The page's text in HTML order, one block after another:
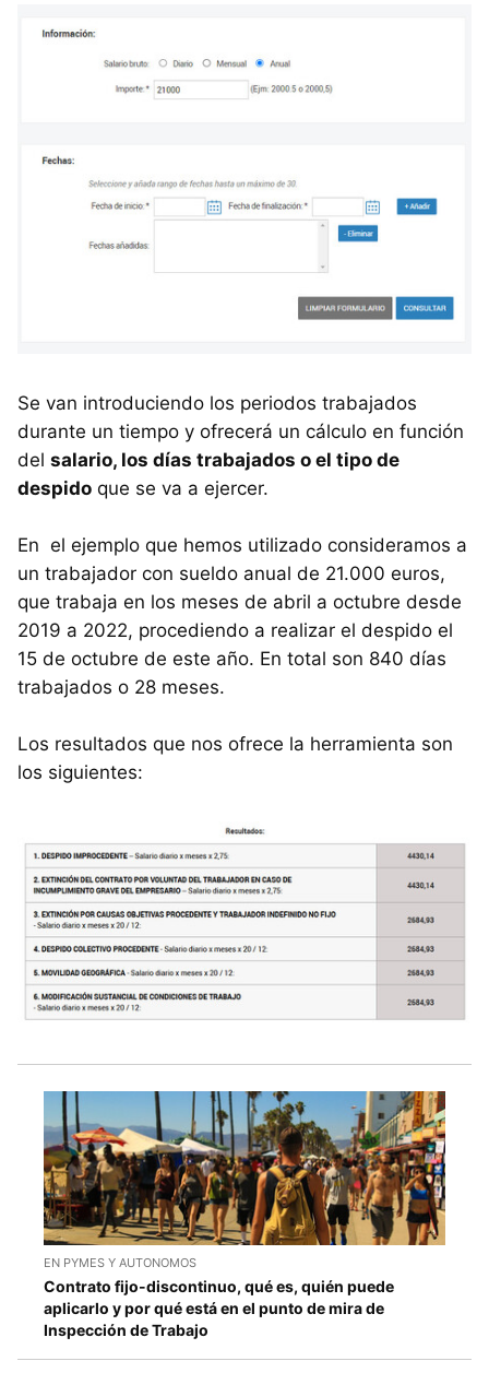
Se van introduciendo los periodos trabajados
durante un tiempo y ofrecerá un cálculo en función
del salario, los días trabajados o el tipo de
despido que se va a ejercer.
En el ejemplo que hemos utilizado consideramos a
un trabajador con sueldo anual de 21.000 euros,
que trabaja en los meses de abril a octubre desde
2019 a 2022, procediendo a realizar el despido el
15 de octubre de este año. En total son 840 días
trabajados o 28 meses.
Los resultados que nos ofrece la herramienta son
los siguientes:
EN PYMES Y AUTONOMOS
Contrato fijo-discontinuo, qué es, quién puede
aplicarlo y por qué está en el punto de mira de
Inspección de Trabajo